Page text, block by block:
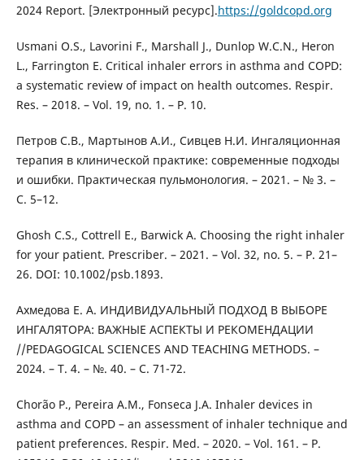
2024 Report. [Электронный ресурс].https://goldcopd.org
Usmani O.S., Lavorini F., Marshall J., Dunlop W.C.N., Heron
L., Farrington E. Critical inhaler errors in asthma and COPD:
a systematic review of impact on health outcomes. Respir.
Res. – 2018. – Vol. 19, no. 1. – P. 10.
Петров С.В., Мартынов А.И., Сивцев Н.И. Ингаляционная
терапия в клинической практике: современные подходы
и ошибки. Практическая пульмонология. – 2021. – № 3. –
С. 5–12.
Ghosh C.S., Cottrell E., Barwick A. Choosing the right inhaler
for your patient. Prescriber. – 2021. – Vol. 32, no. 5. – P. 21–
26. DOI: 10.1002/psb.1893.
Ахмедова Е. А. ИНДИВИДУАЛЬНЫЙ ПОДХОД В ВЫБОРЕ
ИНГАЛЯТОРА: ВАЖНЫЕ АСПЕКТЫ И РЕКОМЕНДАЦИИ
//PEDAGOGICAL SCIENCES AND TEACHING METHODS. –
2024. – Т. 4. – №. 40. – С. 71-72.
Chorão P., Pereira A.M., Fonseca J.A. Inhaler devices in
asthma and COPD – an assessment of inhaler technique and
patient preferences. Respir. Med. – 2020. – Vol. 161. – P.